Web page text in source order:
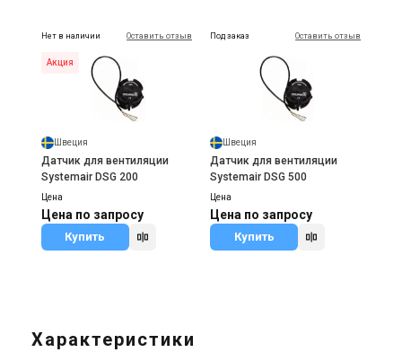
Нет в наличии Оставить отзыв
Акция
Швеция
Датчик для вентиляции
Systemair DSG 200
Цена
Цена по запросу
Купить
Под заказ Оставить отзыв
Швеция
Датчик для вентиляции
Systemair DSG 500
Цена
Цена по запросу
Купить
Характеристики